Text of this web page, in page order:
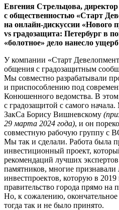
Евгения Стрельцова,
с общественностью «Старт
на онлайн-дискуссии «Нового
vs градозащита: Петербург в
«болотное» дело нанесло
У компании «Старт
общения с градозащитным
Мы совместно разрабатывали
и приспособлению под
Конюшенного ведомства. В
с градозащитой с самого
ЗакСа Борису Вишневскому
29 марта 2024 года), и он
совместную рабочую группу с
Мы так и сделали. Работа была
инвестиционный проект,
рекомендаций лучших
памятников, многие
инвестпроектов, которую в 2019
правительство города прямо на
Но, к сожалению,
тогда так и не было принято.